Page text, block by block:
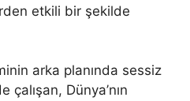
etkili bir şekilde
arka planında sessiz
çalışan, Dünya’nın